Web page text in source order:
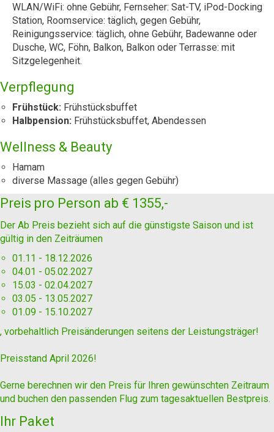
WLAN/WiFi: ohne Gebühr, Fernseher: Sat-TV, iPod-Docking
Station, Roomservice: täglich, gegen Gebühr,
Reinigungsservice: täglich, ohne Gebühr, Badewanne oder
Dusche, WC, Föhn, Balkon, Balkon oder Terrasse: mit
Sitzgelegenheit.
Verpflegung
Frühstück: Frühstücksbuffet
Halbpension: Frühstücksbuffet, Abendessen
Wellness & Beauty
Hamam
diverse Massage (alles gegen Gebühr)
Preis pro Person ab € 1355,-
Der Ab Preis bezieht sich auf die günstigste Saison und ist
gültig in den Zeiträumen
01.11 - 18.12.2026
04.01 - 05.02.2027
15.03 - 02.04.2027
03.05 - 13.05.2027
01.09 - 15.10.2027
, vorbehaltlich Preisänderungen seitens der Leistungsträger!
Preisstand April 2026!
Gerne berechnen wir den Preis für Ihren gewünschten Zeitraum
und buchen den passenden Flug zum tagesaktuellen Bestpreis.
Ihr Paket